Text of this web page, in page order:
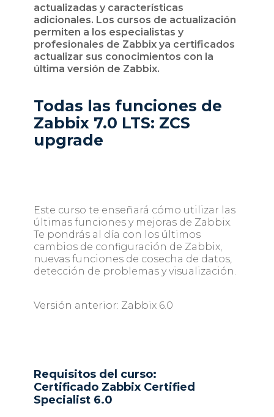
actualizadas y características
adicionales. Los cursos de actualización
permiten a los especialistas y
profesionales de Zabbix ya certificados
actualizar sus conocimientos con la
última versión de Zabbix.
Todas las funciones de
Zabbix 7.0 LTS: ZCS
upgrade
Este curso te enseñará cómo utilizar las
últimas funciones y mejoras de Zabbix.
Te pondrás al día con los últimos
cambios de configuración de Zabbix,
nuevas funciones de cosecha de datos,
detección de problemas y visualización.
Versión anterior: Zabbix 6.0
Requisitos del curso:
Certificado Zabbix Certified
Specialist 6.0